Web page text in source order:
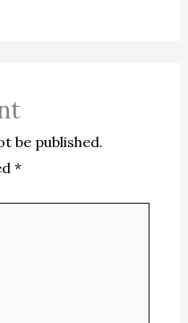
be published.
*